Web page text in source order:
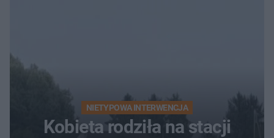
NIETYPOWA INTERWENCJA
Kobieta rodziła na stacji